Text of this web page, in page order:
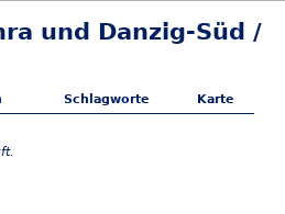
und Danzig-Süd /
Schlagworte Karte